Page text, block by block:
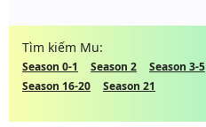
Tìm kiếm Mu:
Season 0-1 Season 2 Season 3-5
Season 16-20
Season 21